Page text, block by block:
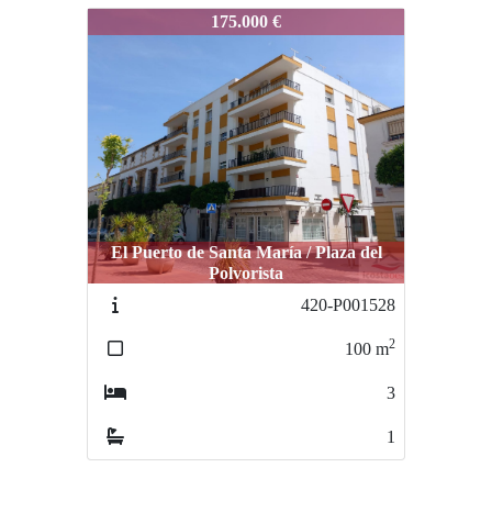
175.000 €
El Puerto de Santa María / Plaza del
Polvorista
420-P001528
100 m2
3
1